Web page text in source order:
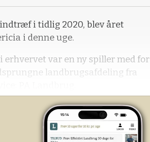
i tidlig 2020, blev året
i denne uge.
var en ny spiller med for
landbrugsafdeling fra